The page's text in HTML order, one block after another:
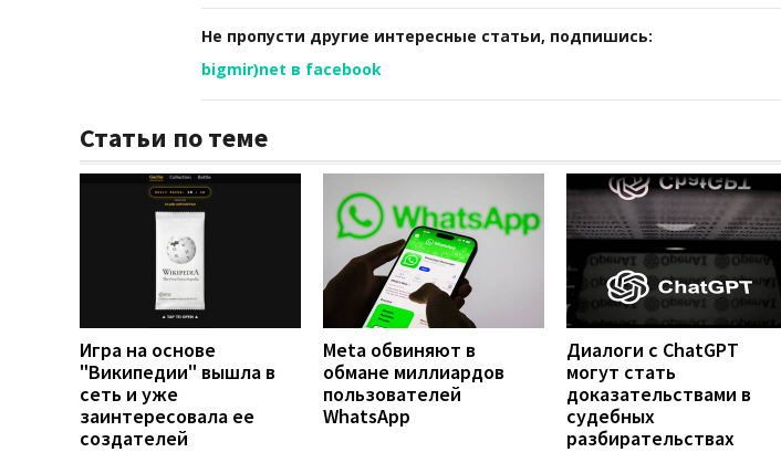
Не пропусти другие интересные статьи, подпишись:
bigmir)net в facebook
Статьи по теме
Игра на основе
"Википедии" вышла в
сеть и уже
заинтересовала ее
создателей
Meta обвиняют в
обмане миллиардов
пользователей
WhatsApp
Диалоги с ChatGPT
могут стать
доказательствами в
судебных
разбирательствах